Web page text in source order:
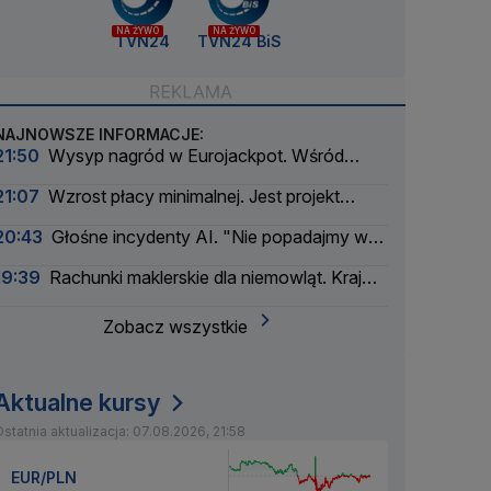
NA ŻYWO
TVN24
NA ŻYWO
TVN24 BiS
INFORMACJE:
Wysyp nagród w Eurojackpot. Wśród
Wzrost płacy minimalnej. Jest projekt
Głośne incydenty AI. "Nie popadajmy w
Rachunki maklerskie dla niemowląt. Kraj
Zobacz wszystkie
kursy
aktualizacja: 07.08.2026, 21:58
EUR/PLN